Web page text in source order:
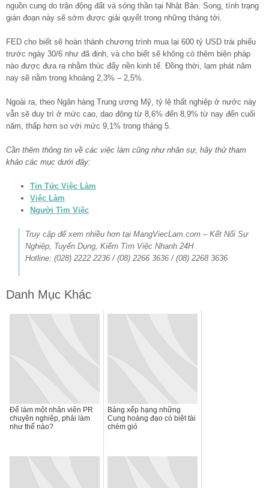
nguồn cung do trận động đất và sóng thần tại Nhật Bản. Song, tình trạng
gián đoạn này sẽ sớm được giải quyết trong những tháng tới.
FED cho biết sẽ hoàn thành chương trình mua lại 600 tỷ USD trái phiếu
trước ngày 30/6 như đã định, và cho biết sẽ không có thêm biện pháp
nào được đưa ra nhằm thúc đẩy nền kinh tế. Đồng thời, lạm phát năm
nay sẽ nằm trong khoảng 2,3% – 2,5%.
Ngoài ra, theo Ngân hàng Trung ương Mỹ, tỷ lệ thất nghiệp ở nước này
vẫn sẽ duy trì ở mức cao, dao động từ 8,6% đến 8,9% từ nay đến cuối
năm, thấp hơn so với mức 9,1% trong tháng 5.
Cần thêm thông tin về các việc làm cũng như nhân sự, hãy thử tham
khảo các mục dưới đây:
Tin Tức Việc Làm
Việc Làm
Người Tìm Việc
Truy cập để xem nhiều hơn tại MangViecLam.com – Kết Nối Sự
Nghiệp, Tuyển Dụng, Kiếm Tìm Việc Nhanh 24H
Hotline: (028) 2222 2236 / (08) 2266 3636 / (08) 2268 3636
Danh Mục Khác
Để làm một nhân viên PR
chuyên nghiệp, phải làm
như thế nào?
Bảng xếp hạng những
Cung hoàng đạo có biệt tài
chém gió